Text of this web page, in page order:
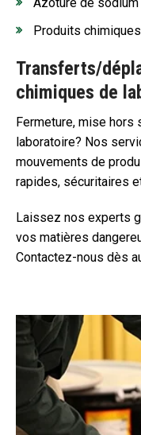
Produits
Transferts/
chimiques de
Fermeture, mise hors
laboratoire? Nos
mouvements de
rapides, sécuritaires
Laissez nos experts
vos matières
Contactez-nous dès